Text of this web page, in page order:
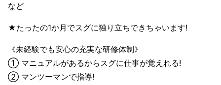
など
★たったの1か月でスグに独り立ちできちゃいます!
《未経験でも安心の充実な研修体制》
① マニュアルがあるからスグに仕事が覚えれる!
② マンツーマンで指導!